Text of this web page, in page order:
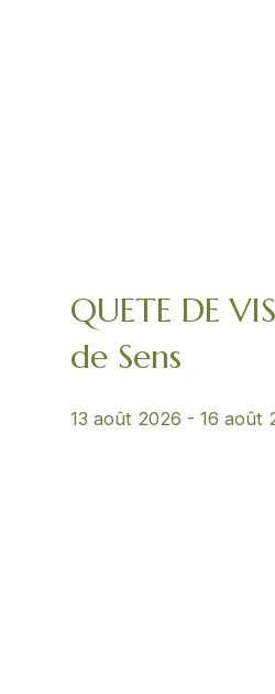
QUETE DE
de Sens
13 août 2026 -16 août